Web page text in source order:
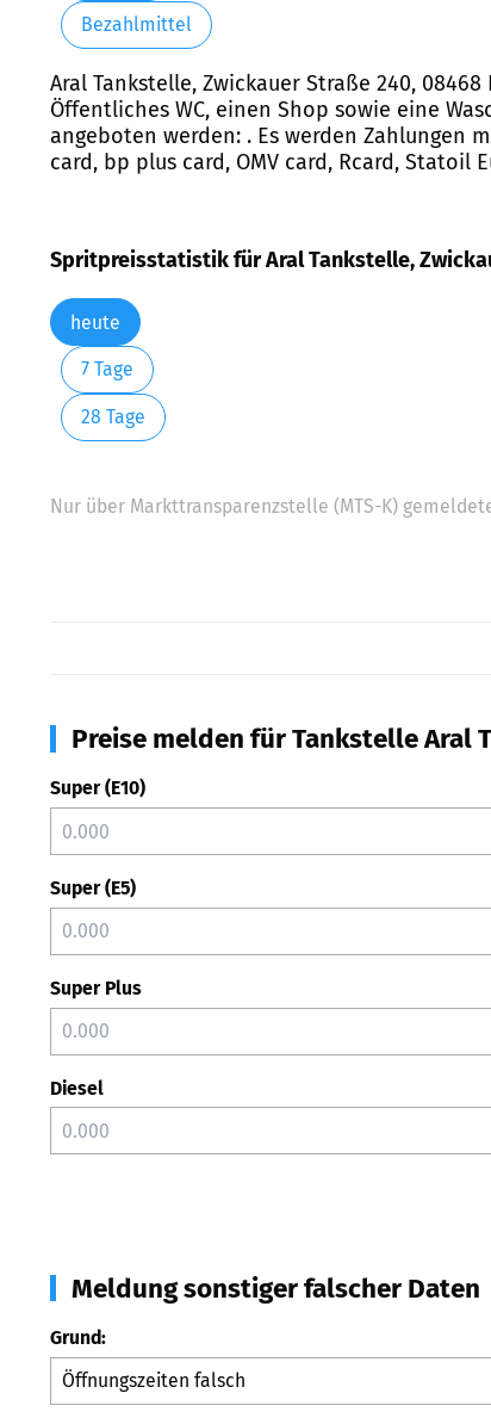
Bezahlmittel
Aral Tankstelle, Zwickauer Straße 240,
Öffentliches WC, einen Shop sowie eine
angeboten werden: . Es werden Zahlungen
card, bp plus card, OMV card, Rcard, Statoil
Spritpreisstatistik für Aral Tankstelle,
heute
7 Tage
28 Tage
Nur über Markttransparenzstelle (MTS-K)
Preise melden für Tankstelle Aral
Super (E10)
Super (E5)
Super Plus
Diesel
Meldung sonstiger falscher Daten
Grund: